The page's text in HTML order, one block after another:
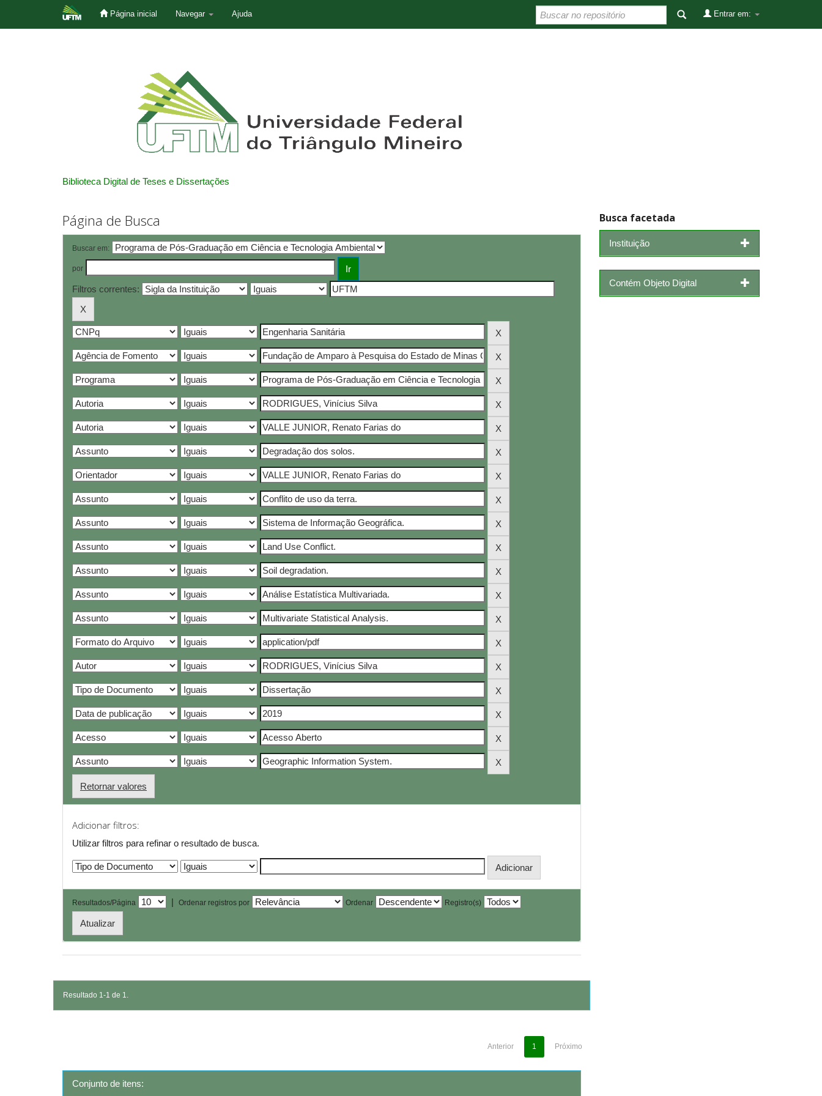
Página inicial Navegar Ajuda Entrar em:
Biblioteca Digital de Teses e Dissertações
Página de Busca
Buscar em:
por
Filtros correntes:
Retornar valores
Adicionar filtros:
Utilizar filtros para refinar o resultado de busca.
Resultados/Página | Ordenar registros por Ordenar Registro(s)
Resultado 1-1 de 1.
Anterior 1 Próximo
Conjunto de itens:
Busca facetada
Instituição
Contém Objeto Digital